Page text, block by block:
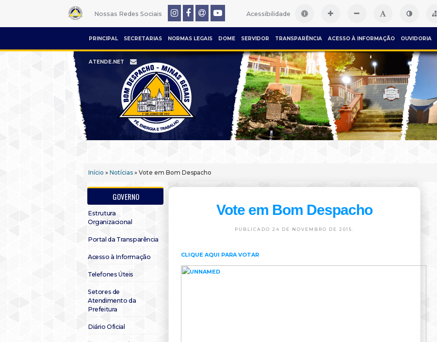
Nossas Redes Sociais Acessibilidade
PRINCIPAL SECRETARIAS NORMAS LEGAIS DOME SERVIDOR TRANSPARÊNCIA ACESSO À INFORMAÇÃO OUVIDORIA
ATENDE.NET
Início » Notícias » Vote em Bom Despacho
GOVERNO
Estrutura
Organizacional
Portal da Transparência
Acesso à Informação
Telefones Úteis
Setores de
Atendimento da
Prefeitura
Diário Oficial
Vote em Bom Despacho
PUBLICADO 24 DE NOVEMBRO DE 2015.
CLIQUE AQUI PARA VOTAR